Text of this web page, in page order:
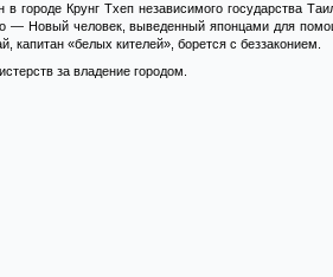
городе Крунг Тхеп независимого государства
— Новый человек, выведенный японцами для
«белых кителей», борется с беззаконием.
за владение городом.